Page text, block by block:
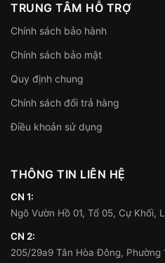
TRUNG TÂM HỖ TRỢ
Chính sách bảo hành
Chính sách bảo mật
Quy định chung
Chính sách đổi trả hàng
Điều khoản sử dụng
THÔNG TIN LIÊN HỆ
CN 1:
Ngõ Vườn Hồ 01, Tổ 05, Cự Khối,
CN 2:
205/29a9 Tân Hòa Đông, Phường